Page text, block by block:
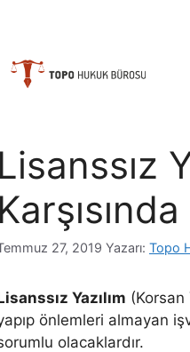
Lisanssız
27, 2019 Yazarı: Topo
Yazılım (Korsan
önlemleri almayan
olacaklardır.